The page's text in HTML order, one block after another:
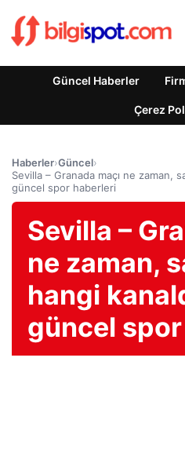
Güncel Haberler
Çerez
Haberler›Güncel›
Sevilla – Granada maçı ne zaman,
güncel spor haberleri
Sevilla –
ne zaman,
hangi
güncel